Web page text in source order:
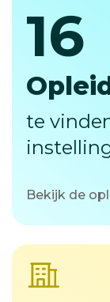
16
16
te
Bekijk de